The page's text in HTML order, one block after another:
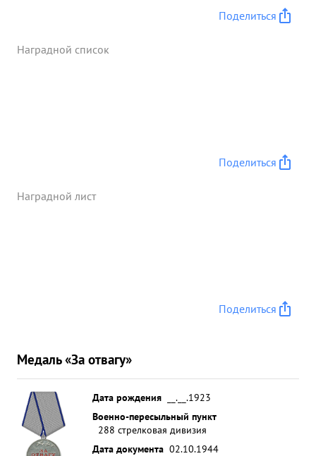
Поделиться
Наградной список
Поделиться
Наградной лист
Поделиться
Медаль «За отвагу»
Дата рождения
__.__.1923
Военно-пересыльный пункт
288 стрелковая дивизия
Дата документа 02.10.1944